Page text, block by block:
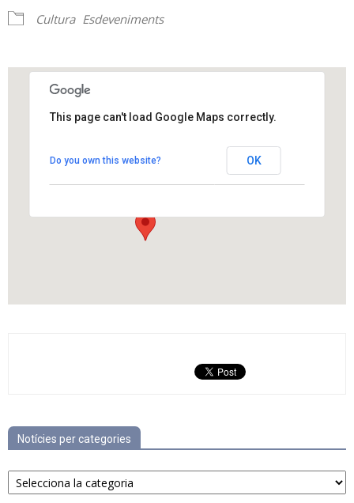
Cultura Esdeveniments
Plaça Cal Figueres 1 - Hostalets de Pierola
View Events
This page can't load Google Maps correctly.
Do you own this website? OK
Notícies per categories
Notícies
per